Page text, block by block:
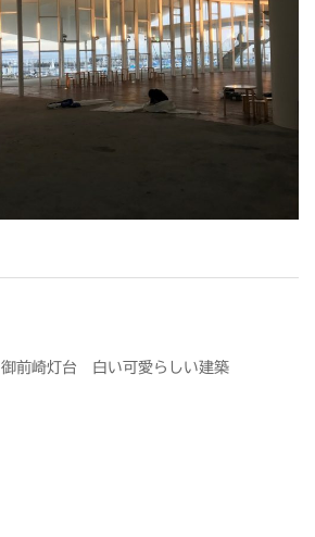
御前崎灯台 白い可愛らしい建築